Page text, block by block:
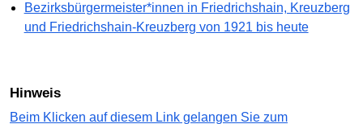
Bezirksbürgermeister*innen in Friedrichshain, Kreuzberg
und Friedrichshain-Kreuzberg von 1921 bis heute
Hinweis
Beim Klicken auf diesem Link gelangen Sie zum